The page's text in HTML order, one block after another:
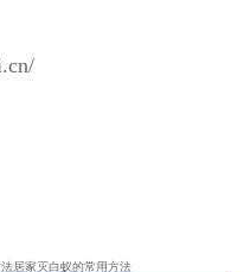
居家灭白蚁的常用方法